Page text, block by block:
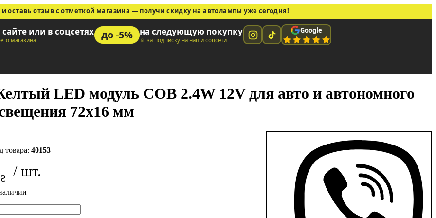
оставь отзыв с отметкой магазина — получи скидку на автолампы уже сегодня!
или в соцсетях
магазина до -5% на следующую покупку
📱 за подписку на наши соцсети
Google
LED модуль COB 2.4W 12V для авто и автономного
72х16 мм
40153
₴